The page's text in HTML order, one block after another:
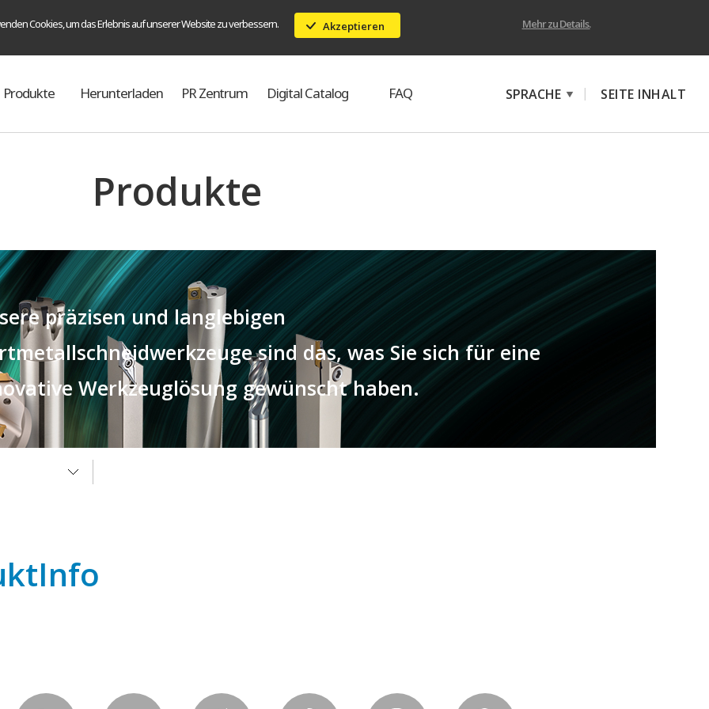
Cookies, um das Erlebnis auf unserer Website zu verbessern. Akzeptieren Mehr zu Details.
Produkte Herunterladen PR Zentrum Digital Catalog FAQ SPRACHE | SEITE INHALT
Produkte
präzisen und langlebigen
sind das, was Sie sich für eine
Werkzeuglösung gewünscht haben.